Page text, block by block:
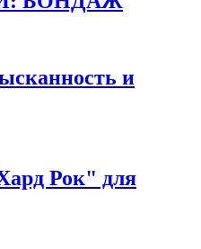
и
Рок" для